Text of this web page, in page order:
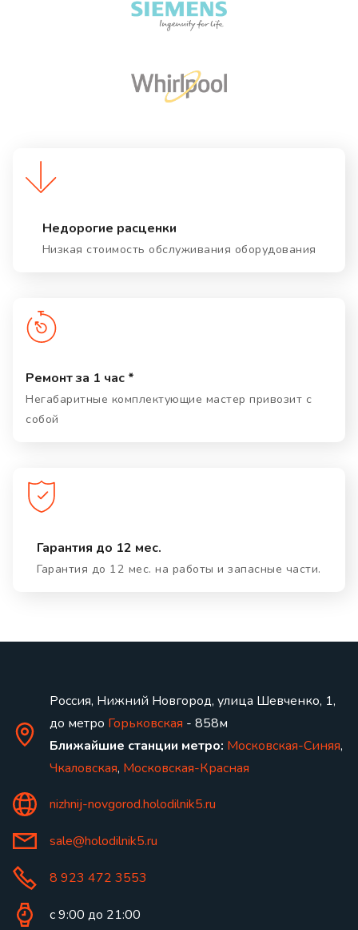
Недорогие расценки
Низкая стоимость обслуживания оборудования
Ремонт за 1 час *
Негабаритные комплектующие мастер привозит с
собой
Гарантия до 12 мес.
Гарантия до 12 мес. на работы и запасные части.
Россия, Нижний Новгород, улица Шевченко, 1,
до метро Горьковская - 858м
Ближайшие станции метро: Московская-Синяя,
Чкаловская, Московская-Красная
nizhnij-novgorod.holodilnik5.ru
sale@holodilnik5.ru
8 923 472 3553
с 9:00 до 21:00